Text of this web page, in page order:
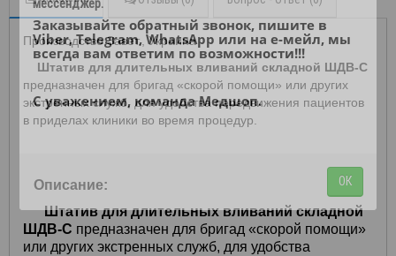
Производство Завет., Украина
Штатив для длительных вливаний складной ШДВ-С
предназначен для бригад «скорой помощи» или других
экстренных служб, для удобства передвижения пациентов
в приделах клиники во время процедур.
Описание:
Штатив для длительных вливаний складной
ШДВ-С предназначен для бригад «скорой помощи»
или других экстренных служб, для удобства
Заказывайте обратный звонок, пишите в
Viber, Telegram, WhatsApp или на е-мейл, мы
всегда вам ответим по возможности!!!
С уважением, команда Медшоп.
ОК